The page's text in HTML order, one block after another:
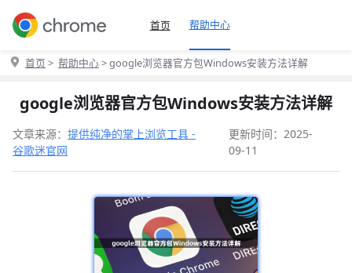
首页 帮助中心
首页 > 帮助中心> google浏览器官方包Windows安装方法详解
google浏览器官方包Windows安装方法详解
文章来源： 提供纯净的掌上浏览工具 -
谷歌迷官网
更新时间：2025-
09-11